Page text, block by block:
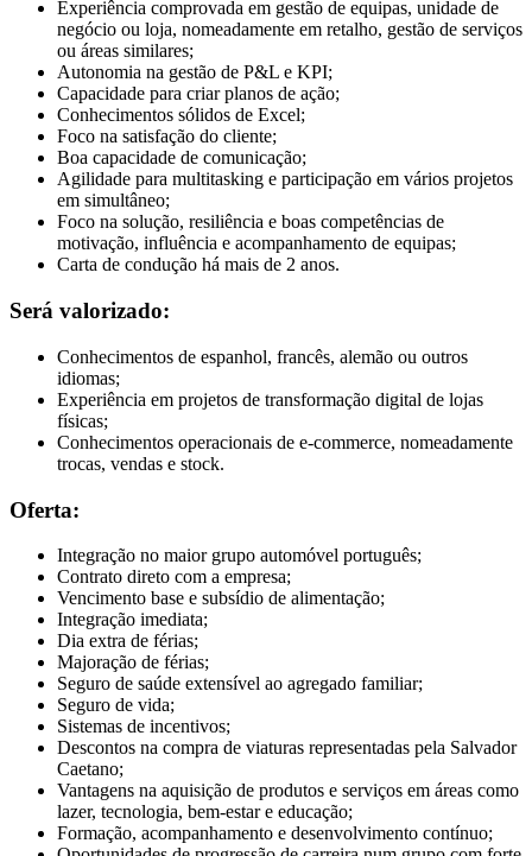
Experiência comprovada em gestão de equipas, unidade de
negócio ou loja, nomeadamente em retalho, gestão de serviços
ou áreas similares;
Autonomia na gestão de P&L e KPI;
Capacidade para criar planos de ação;
Conhecimentos sólidos de Excel;
Foco na satisfação do cliente;
Boa capacidade de comunicação;
Agilidade para multitasking e participação em vários projetos
em simultâneo;
Foco na solução, resiliência e boas competências de
motivação, influência e acompanhamento de equipas;
Carta de condução há mais de 2 anos.
Será valorizado:
Conhecimentos de espanhol, francês, alemão ou outros
idiomas;
Experiência em projetos de transformação digital de lojas
físicas;
Conhecimentos operacionais de e-commerce, nomeadamente
trocas, vendas e stock.
Oferta:
Integração no maior grupo automóvel português;
Contrato direto com a empresa;
Vencimento base e subsídio de alimentação;
Integração imediata;
Dia extra de férias;
Majoração de férias;
Seguro de saúde extensível ao agregado familiar;
Seguro de vida;
Sistemas de incentivos;
Descontos na compra de viaturas representadas pela Salvador
Caetano;
Vantagens na aquisição de produtos e serviços em áreas como
lazer, tecnologia, bem-estar e educação;
Formação, acompanhamento e desenvolvimento contínuo;